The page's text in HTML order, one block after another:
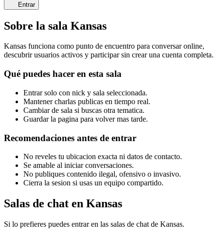
Entrar
Sobre la sala Kansas
Kansas funciona como punto de encuentro para conversar online,
descubrir usuarios activos y participar sin crear una cuenta completa.
Qué puedes hacer en esta sala
Entrar solo con nick y sala seleccionada.
Mantener charlas publicas en tiempo real.
Cambiar de sala si buscas otra tematica.
Guardar la pagina para volver mas tarde.
Recomendaciones antes de entrar
No reveles tu ubicacion exacta ni datos de contacto.
Se amable al iniciar conversaciones.
No publiques contenido ilegal, ofensivo o invasivo.
Cierra la sesion si usas un equipo compartido.
Salas de chat en Kansas
Si lo prefieres puedes entrar en las salas de chat de Kansas.